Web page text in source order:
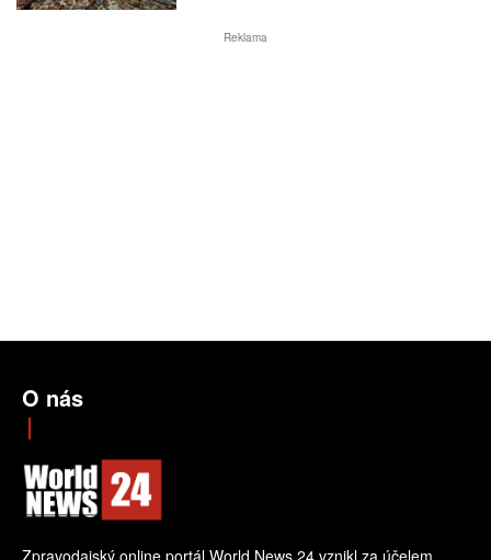
Reklama
O nás
Zpravodajský online portál World News 24 vznikl za účelem